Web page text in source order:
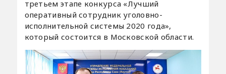
третьем этапе конкурса «Лучший
оперативный сотрудник уголовно-
исполнительной системы 2020 года»,
который состоится в Московской области.